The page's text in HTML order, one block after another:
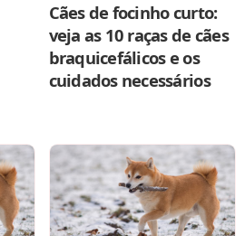
Cães de focinho curto:
veja as 10 raças de cães
braquicefálicos e os
cuidados necessários